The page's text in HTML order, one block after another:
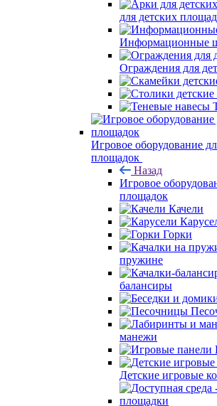
для детских
Информационные
Ограждения для
Игровое оборудование
площадок
Назад
Игровое
площадок
Качели
Горки
пружине
балансиры
манежи
Детские игровые